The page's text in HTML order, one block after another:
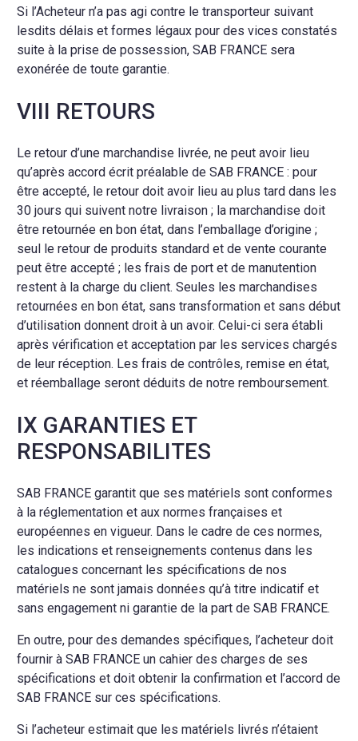
Si l’Acheteur n’a pas agi contre le transporteur suivant
lesdits délais et formes légaux pour des vices constatés
suite à la prise de possession, SAB FRANCE sera
exonérée de toute garantie.
VIII RETOURS
Le retour d’une marchandise livrée, ne peut avoir lieu
qu’après accord écrit préalable de SAB FRANCE : pour
être accepté, le retour doit avoir lieu au plus tard dans les
30 jours qui suivent notre livraison ; la marchandise doit
être retournée en bon état, dans l’emballage d’origine ;
seul le retour de produits standard et de vente courante
peut être accepté ; les frais de port et de manutention
restent à la charge du client. Seules les marchandises
retournées en bon état, sans transformation et sans début
d’utilisation donnent droit à un avoir. Celui-ci sera établi
après vérification et acceptation par les services chargés
de leur réception. Les frais de contrôles, remise en état,
et réemballage seront déduits de notre remboursement.
IX GARANTIES ET
RESPONSABILITES
SAB FRANCE garantit que ses matériels sont conformes
à la réglementation et aux normes françaises et
européennes en vigueur. Dans le cadre de ces normes,
les indications et renseignements contenus dans les
catalogues concernant les spécifications de nos
matériels ne sont jamais données qu’à titre indicatif et
sans engagement ni garantie de la part de SAB FRANCE.
En outre, pour des demandes spécifiques, l’acheteur doit
fournir à SAB FRANCE un cahier des charges de ses
spécifications et doit obtenir la confirmation et l’accord de
SAB FRANCE sur ces spécifications.
Si l’acheteur estimait que les matériels livrés n’étaient